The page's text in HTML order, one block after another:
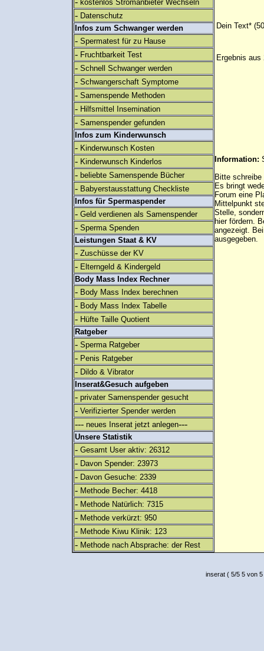
kostenlos Stromanbieter Wechseln
- Datenschutz
Infos zum Schwanger werden
- Spermatest für zu Hause
- Fruchtbarkeit Test
- Schnell Schwanger werden
- Schwangerschaft Symptome
- Samenspende Methoden
- Hilfsmittel Insemination
- Samenspender gefunden
Infos zum Kinderwunsch
- Kinderwunsch Kosten
- Kinderwunsch Kinderlos
- beliebte Samenspende Bücher
- Babyerstausstattung Checkliste
Infos für Spermaspender
- Geld verdienen als Samenspender
- Sperma Spenden
Leistungen Staat & KV
- Zuschüsse der KV
- Elterngeld & Kindergeld
Body Mass Index Rechner
- Body Mass Index berechnen
- Body Mass Index Tabelle
- Hüfte Taille Quotient
Ratgeber
- Sperma Ratgeber
- Penis Ratgeber
- Dildo & Vibrator
Inserat&Gesuch aufgeben
- privater Samenspender gesucht
- Verifizierter Spender werden
--- neues Inserat jetzt anlegen---
Unsere Statistik
- Gesamt User aktiv: 26312
- Davon Spender: 23973
- Davon Gesuche: 2339
- Methode Becher: 4418
- Methode Natürlich: 7315
- Methode verkürzt: 950
- Methode Kiwu Klinik: 123
- Methode nach Absprache: der Rest
Dein Text*
Ergebnis aus
Information:
Bitte
Es bringt
Forum eine
Mittelpunkt
Stelle,
hier fördern.
angezeigt.
ausgegeben.
inserat( 5/5 5 von 5